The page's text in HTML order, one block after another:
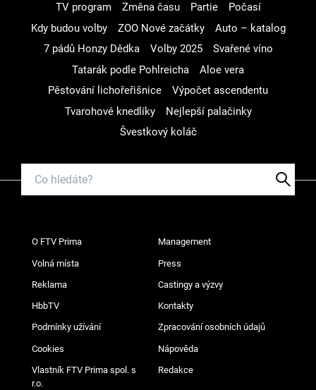
TV program
Změna času Partie
Počasí
Kdy budou volby
ZOO Nové začátky
Auto – katalog
7 pádů Honzy Dědka
Volby 2025
Svařené víno
Tatarák podle Pohlreicha
Aloe vera
Pěstování lichořeřišnice
Výpočet ascendentu
Tvarohové knedlíky
Nejlepší palačinky
Švestkový koláč
O FTV Prima Management
Volná místa Press
Reklama Castingy a výzvy
HbbTV Kontakty
Podmínky užívání Zpracování osobních údajů
Cookies Nápověda
Vlastník FTV Prima spol. s
r.o.
Redakce